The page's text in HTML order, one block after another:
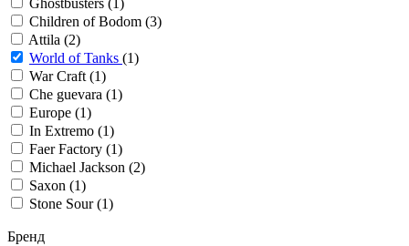
Ghostbusters (1)
Children of Bodom (3)
Attila (2)
World of Tanks (1)
War Craft(1)
Che guevara (1)
Europe (1)
In Extremo (1)
Faer Factory (1)
Michael Jackson (2)
Saxon (1)
Stone Sour(1)
Бренд